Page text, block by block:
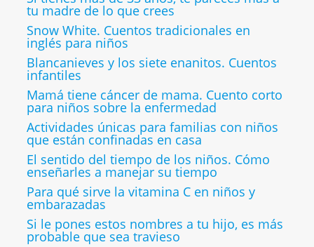
tu madre de lo que crees
Snow White. Cuentos tradicionales en
inglés para niños
Blancanieves y los siete enanitos. Cuentos
infantiles
Mamá tiene cáncer de mama. Cuento corto
para niños sobre la enfermedad
Actividades únicas para familias con niños
que están confinadas en casa
El sentido del tiempo de los niños. Cómo
enseñarles a manejar su tiempo
Para qué sirve la vitamina C en niños y
embarazadas
Si le pones estos nombres a tu hijo, es más
probable que sea travieso